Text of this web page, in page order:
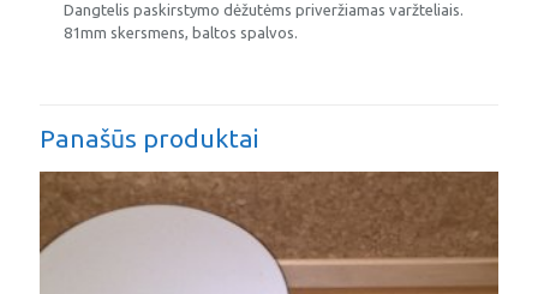
Dangtelis paskirstymo dėžutėms priveržiamas varžteliais.
81mm skersmens, baltos spalvos.
Panašūs produktai